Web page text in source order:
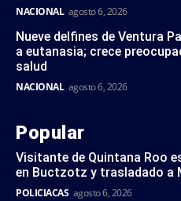
NACIONAL agosto 6, 2026
Nueve delfines de Ventura
a eutanasia; crece
salud
NACIONAL agosto 6, 2026
Popular
Visitante de Quintana Roo
en Buctzotz y trasladado a
POLICIACAS agosto 6, 2026